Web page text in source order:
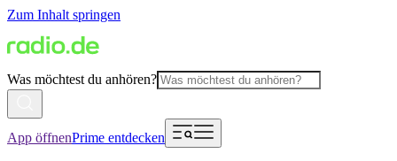
Zum Inhalt springen
Was möchtest du anhören?
App öffnenPrime entdecken